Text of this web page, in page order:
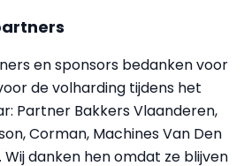
en sponsors bedanken voor
de volharding tijdens het
Partner Bakkers Vlaanderen,
Corman, Machines Van Den
Wij danken hen omdat ze blijven